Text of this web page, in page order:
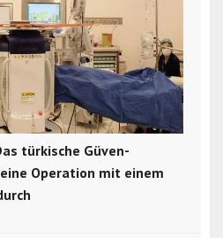
türkische Güven-
Operation mit einem